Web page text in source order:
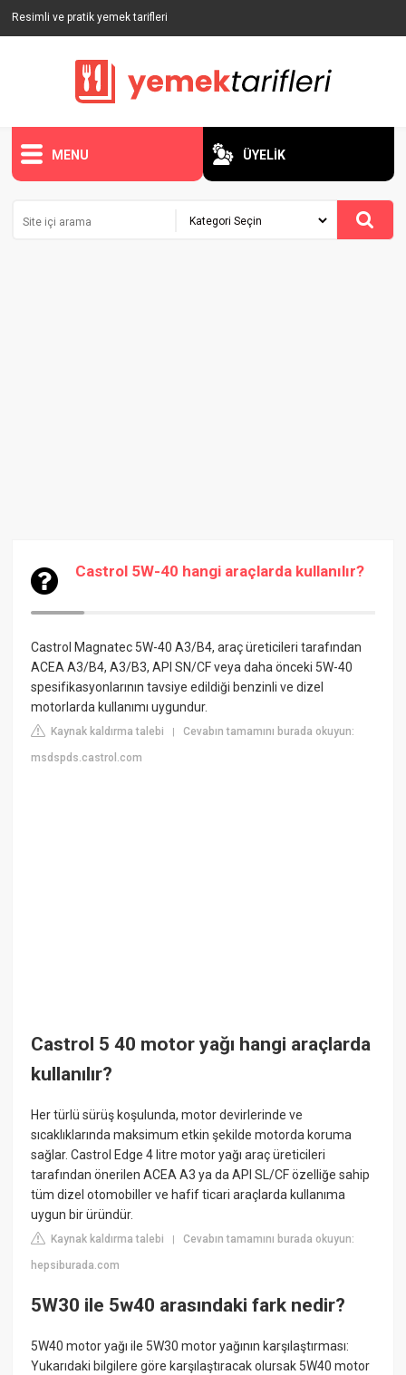
Resimli ve pratik yemek tarifleri
MENU ÜYELİK
Castrol 5W-40 hangi araçlarda kullanılır?
Castrol Magnatec 5W-40 A3/B4, araç üreticileri tarafından
ACEA A3/B4, A3/B3, API SN/CF veya daha önceki 5W-40
spesifikasyonlarının tavsiye edildiği benzinli ve dizel
motorlarda kullanımı uygundur.
Kaynak kaldırma talebi |Cevabın tamamını burada okuyun:
msdspds.castrol.com
Castrol 5 40 motor yağı hangi araçlarda
kullanılır?
Her türlü sürüş koşulunda, motor devirlerinde ve
sıcaklıklarında maksimum etkin şekilde motorda koruma
sağlar. Castrol Edge 4 litre motor yağı araç üreticileri
tarafından önerilen ACEA A3 ya da API SL/CF özelliğe sahip
tüm dizel otomobiller ve hafif ticari araçlarda kullanıma
uygun bir üründür.
Kaynak kaldırma talebi |Cevabın tamamını burada okuyun:
hepsiburada.com
5W30 ile 5w40 arasındaki fark nedir?
5W40 motor yağı ile 5W30 motor yağının karşılaştırması:
Yukarıdaki bilgilere göre karşılaştıracak olursak 5W40 motor